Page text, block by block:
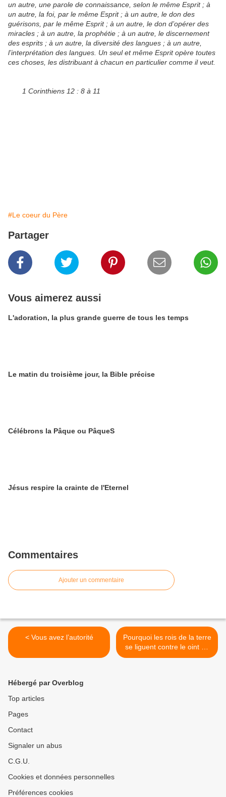
un autre, une parole de connaissance, selon le même Esprit ; à
un autre, la foi, par le même Esprit ; à un autre, le don des
guérisons, par le même Esprit ; à un autre, le don d’opérer des
miracles ; à un autre, la prophétie ; à un autre, le discernement
des esprits ; à un autre, la diversité des langues ; à un autre,
l’interprétation des langues. Un seul et même Esprit opère toutes
ces choses, les distribuant à chacun en particulier comme il veut.
1 Corinthiens 12 : 8 à 11
#Le coeur du Père
Partager
Vous aimerez aussi
L'adoration, la plus grande guerre de tous les temps
Le matin du troisième jour, la Bible précise
Célébrons la Pâque ou PâqueS
Jésus respire la crainte de l'Eternel
Commentaires
Ajouter un commentaire
< Vous avez l’autorité
Pourquoi les rois de la terre
se liguent contre le oint de
Dieu? >
Hébergé par Overblog
Top articles
Pages
Contact
Signaler un abus
C.G.U.
Cookies et données personnelles
Préférences cookies